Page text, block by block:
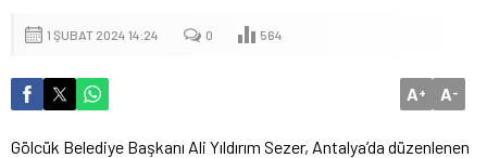
1 ŞUBAT 2024 14:24 0 564
A+ A-
Gölcük Belediye Başkanı Ali Yıldırım Sezer, Antalya’da düzenlenen